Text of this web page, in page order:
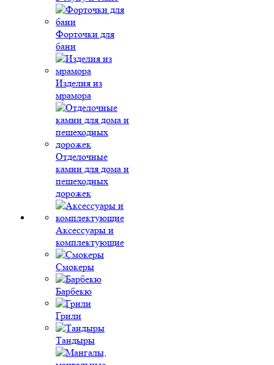
Форточки для
бани
Изделия из
мрамора
Отделочные
камни для дома и
пешеходных
дорожек
Аксессуары и
комплектующие
Смокеры
Барбекю
Грили
Тандыры